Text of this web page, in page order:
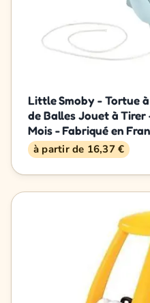
Little Smoby - Tortue
de Balles Jouet à Tirer
Mois - Fabriqué en
à partir de 16,37 €